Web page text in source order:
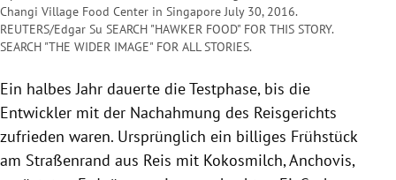
Changi Village Food Center in Singapore July 30, 2016.
REUTERS/Edgar Su SEARCH "HAWKER FOOD" FOR THIS STORY.
SEARCH "THE WIDER IMAGE" FOR ALL STORIES.
Ein halbes Jahr dauerte die Testphase, bis die
Entwickler mit der Nachahmung des Reisgerichts
zufrieden waren. Ursprünglich ein billiges Frühstück
am Straßenrand aus Reis mit Kokosmilch, Anchovis,